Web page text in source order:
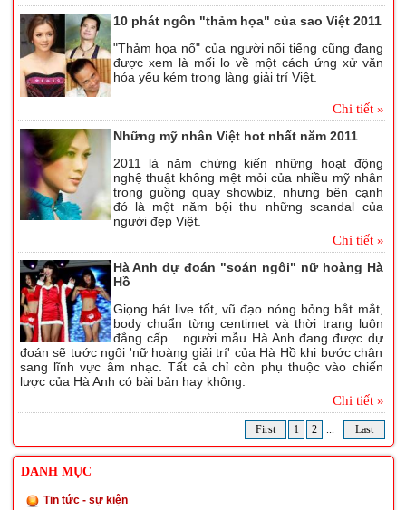
10 phát ngôn "thảm họa" của sao Việt 2011
"Thảm họa nổ" của người nổi tiếng cũng đang
được xem là mối lo về một cách ứng xử văn
hóa yếu kém trong làng giải trí Việt.
Chi tiết »
Những mỹ nhân Việt hot nhất năm 2011
2011 là năm chứng kiến những hoạt động
nghệ thuật không mệt mỏi của nhiều mỹ nhân
trong guồng quay showbiz, nhưng bên cạnh
đó là một năm bội thu những scandal của
người đẹp Việt.
Chi tiết »
Hà Anh dự đoán "soán ngôi" nữ hoàng Hà
Hồ
Giọng hát live tốt, vũ đạo nóng bỏng bắt mắt,
body chuẩn từng centimet và thời trang luôn
đẳng cấp... người mẫu Hà Anh đang được dự
đoán sẽ tước ngôi 'nữ hoàng giải trí' của Hà Hồ khi bước chân
sang lĩnh vực âm nhạc. Tất cả chỉ còn phụ thuộc vào chiến
lược của Hà Anh có bài bản hay không.
Chi tiết »
First 1 2 ... Last
DANH MỤC
Tin tức - sự kiện